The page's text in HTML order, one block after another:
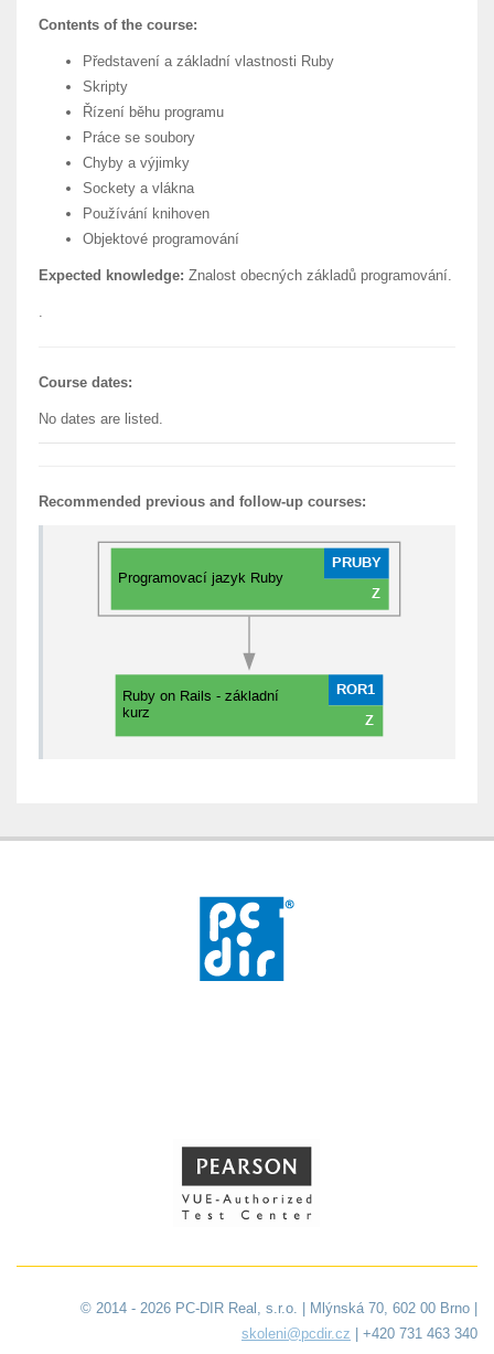
Contents of the course:
Představení a základní vlastnosti Ruby
Skripty
Řízení běhu programu
Práce se soubory
Chyby a výjimky
Sockety a vlákna
Používání knihoven
Objektové programování
Expected knowledge: Znalost obecných základů programování.
.
Course dates:
No dates are listed.
Recommended previous and follow-up courses:
© 2014 - 2026 PC-DIR Real, s.r.o. | Mlýnská 70, 602 00 Brno |
skoleni@pcdir.cz | +420 731 463 340